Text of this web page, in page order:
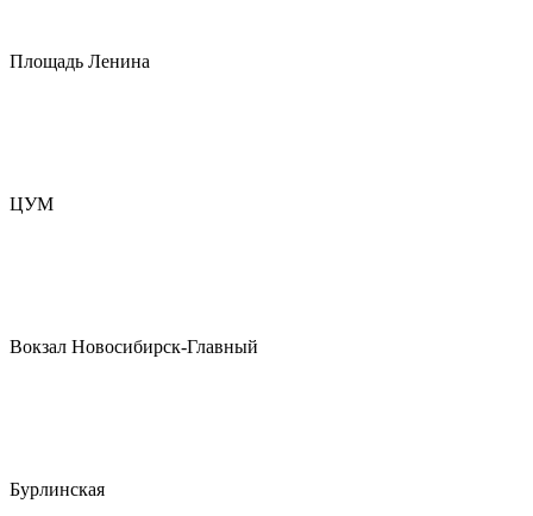
Площадь Ленина
ЦУМ
Вокзал Новосибирск-Главный
Бурлинская